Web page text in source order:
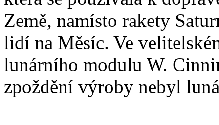
Země, namísto rakety
lidí na Měsíc. Ve
lunárního modulu W.
zpoždění výroby nebyl